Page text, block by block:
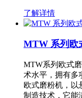
了解详情
MTW 系列欧
MTW系列欧式
术水平，拥有多
欧式磨粉机，以
制造技术，它